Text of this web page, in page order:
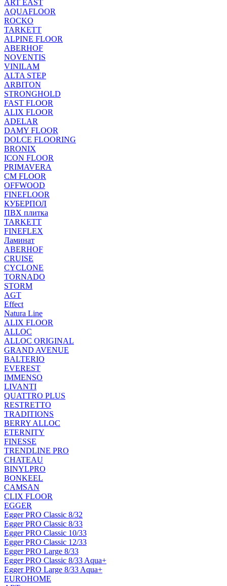
ART EAST
AQUAFLOOR
ROCKO
TARKETT
ALPINE FLOOR
ABERHOF
NOVENTIS
VINILAM
ALTA STEP
ARBITON
STRONGHOLD
FAST FLOOR
ALIX FLOOR
ADELAR
DAMY FLOOR
DOLCE FLOORING
BRONIX
ICON FLOOR
PRIMAVERA
CM FLOOR
OFFWOOD
FINEFLOOR
КУБЕРПОЛ
ПВХ плитка
TARKETT
FINEFLEX
Ламинат
ABERHOF
CRUISE
CYCLONE
TORNADO
STORM
AGT
Effect
Natura Line
ALIX FLOOR
ALLOC
ALLOC ORIGINAL
GRAND AVENUE
BALTERIO
EVEREST
IMMENSO
LIVANTI
QUATTRO PLUS
RESTRETTO
TRADITIONS
BERRY ALLOC
ETERNITY
FINESSE
TRENDLINE PRO
CHATEAU
BINYLPRO
BONKEEL
CAMSAN
CLIX FLOOR
EGGER
Egger PRO Classic 8/32
Egger PRO Classic 8/33
Egger PRO Classic 10/33
Egger PRO Classic 12/33
Egger PRO Large 8/33
Egger PRO Classic 8/33 Aqua+
Egger PRO Large 8/33 Aqua+
EUROHOME